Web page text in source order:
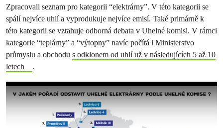
Zpracovali seznam pro kategorii “elektrárny”. V této kategorii se
spálí nejvíce uhlí a vyprodukuje nejvíce emisí. Také primárně k
této kategorii se vztahuje odborná debata v Uhelné komisi. V rámci
kategorie “teplárny” a “výtopny” navíc počítá i Ministerstvo
průmyslu a obchodu s odklonem od uhlí už v následujících 5 až 10
letech
.